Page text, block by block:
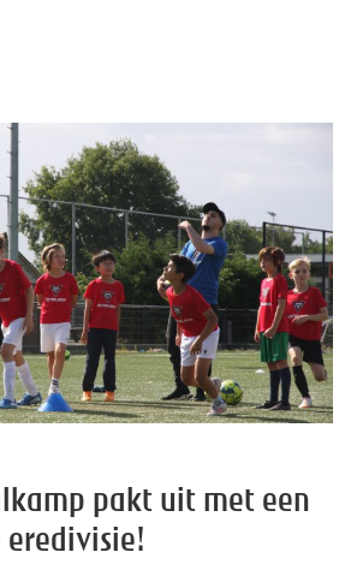
pakt uit met een